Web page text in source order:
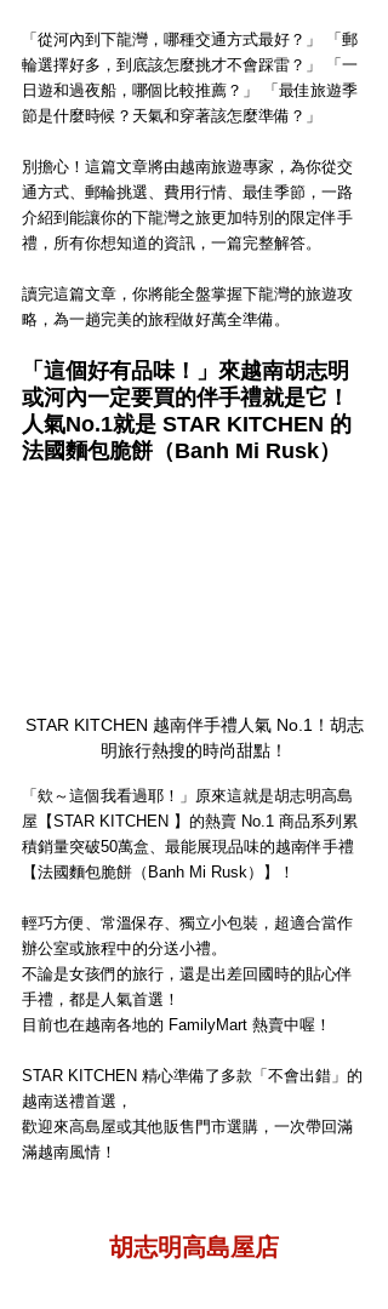
「從河內到下龍灣，哪種交通方式最好？」 「郵
輪選擇好多，到底該怎麼挑才不會踩雷？」 「一
日遊和過夜船，哪個比較推薦？」 「最佳旅遊季
節是什麼時候？天氣和穿著該怎麼準備？」
別擔心！這篇文章將由越南旅遊專家，為你從交
通方式、郵輪挑選、費用行情、最佳季節，一路
介紹到能讓你的下龍灣之旅更加特別的限定伴手
禮，所有你想知道的資訊，一篇完整解答。
讀完這篇文章，你將能全盤掌握下龍灣的旅遊攻
略，為一趟完美的旅程做好萬全準備。
「這個好有品味！」來越南胡志明
或河內一定要買的伴手禮就是它！
人氣No.1就是 STAR KITCHEN 的
法國麵包脆餅（Banh Mi Rusk）
STAR KITCHEN 越南伴手禮人氣 No.1！胡志
明旅行熱搜的時尚甜點！
「欸～這個我看過耶！」原來這就是胡志明高島
屋【STAR KITCHEN 】的熱賣 No.1 商品系列累
積銷量突破50萬盒、最能展現品味的越南伴手禮
【法國麵包脆餅（Banh Mi Rusk）】！
輕巧方便、常溫保存、獨立小包裝，超適合當作
辦公室或旅程中的分送小禮。
不論是女孩們的旅行，還是出差回國時的貼心伴
手禮，都是人氣首選！
目前也在越南各地的 FamilyMart 熱賣中喔！
STAR KITCHEN 精心準備了多款「不會出錯」的
越南送禮首選，
歡迎來高島屋或其他販售門市選購，一次帶回滿
滿越南風情！
胡志明高島屋店